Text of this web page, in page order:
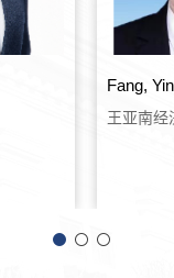
Fang,
王亚南经